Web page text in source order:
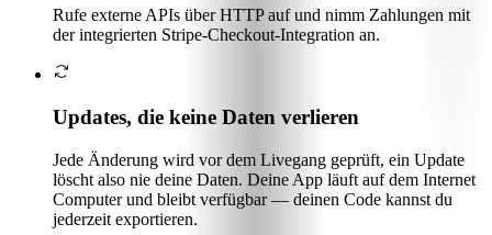
Rufe externe APIs über HTTP auf und nimm Zahlungen mit
der integrierten Stripe-Checkout-Integration an.
Updates, die keine Daten verlieren
Jede Änderung wird vor dem Livegang geprüft, ein Update
löscht also nie deine Daten. Deine App läuft auf dem Internet
Computer und bleibt verfügbar — deinen Code kannst du
jederzeit exportieren.